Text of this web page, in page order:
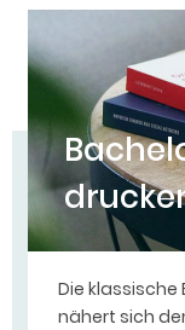
Die
nähert sich